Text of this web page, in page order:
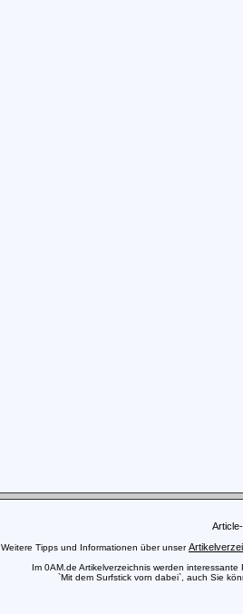
Weitere Tipps und Informationen über unser
Im 0AM.de Artikelverzeichnis werden
`Mit dem Surfstick vorn dabei`, auch Sie